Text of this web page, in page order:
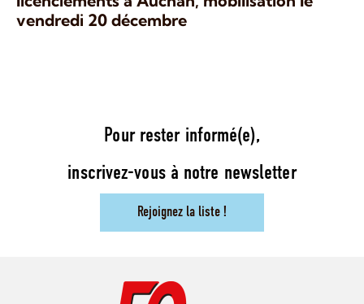
vendredi 20 décembre
Pour rester informé(e),
inscrivez-vous à notre newsletter
Rejoignez la liste !